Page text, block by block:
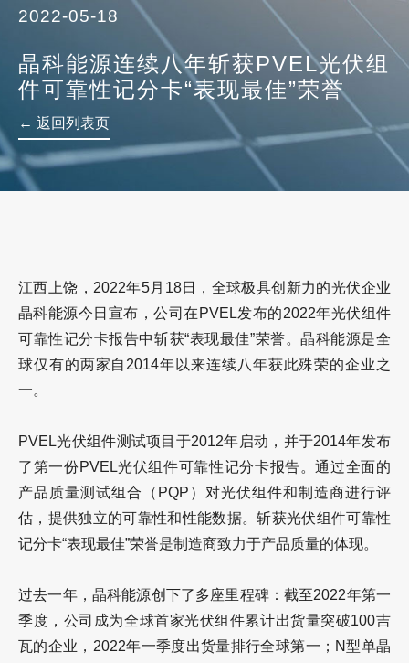
2022-05-18
晶科能源连续八年斩获PVEL光伏组
件可靠性记分卡“表现最佳”荣誉
← 返回列表页
江西上饶，2022年5月18日，全球极具创新力的光伏企业
晶科能源今日宣布，公司在PVEL发布的2022年光伏组件
可靠性记分卡报告中斩获“表现最佳”荣誉。晶科能源是全
球仅有的两家自2014年以来连续八年获此殊荣的企业之
一。
PVEL光伏组件测试项目于2012年启动，并于2014年发布
了第一份PVEL光伏组件可靠性记分卡报告。通过全面的
产品质量测试组合（PQP）对光伏组件和制造商进行评
估，提供独立的可靠性和性能数据。斩获光伏组件可靠性
记分卡“表现最佳”荣誉是制造商致力于产品质量的体现。
过去一年，晶科能源创下了多座里程碑：截至2022年第一
季度，公司成为全球首家光伏组件累计出货量突破100吉
瓦的企业，2022年一季度出货量排行全球第一；N型单晶